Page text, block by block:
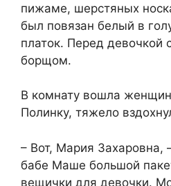
пижаме, шерстяных
был повязан белый в
платок. Перед девочкой
борщом.
В комнату вошла
Полинку, тяжело
– Вот, Мария Захаровна,
бабе Маше большой
вещички для девочки.